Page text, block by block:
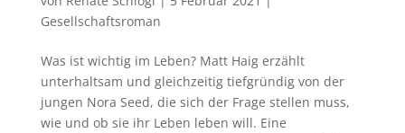
Gesellschaftsroman
Was ist wichtig im Leben? Matt Haig erzählt
unterhaltsam und gleichzeitig tiefgründig von der
jungen Nora Seed, die sich der Frage stellen muss,
wie und ob sie ihr Leben leben will. Eine